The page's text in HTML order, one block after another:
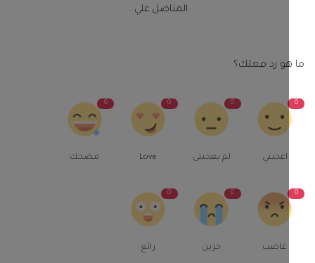
المناضل علي...
رد فعلك؟
لم يعجبنى مضحك